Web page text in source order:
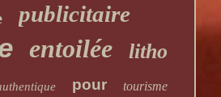
publicitaire
entoilée litho
pour
tourisme